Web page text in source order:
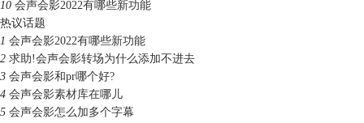
10 会声会影2022有哪些新功能
热议话题
1 会声会影2022有哪些新功能
2 求助!会声会影转场为什么添加不进去
3 会声会影和pr哪个好?
4 会声会影素材库在哪儿
5 会声会影怎么加多个字幕